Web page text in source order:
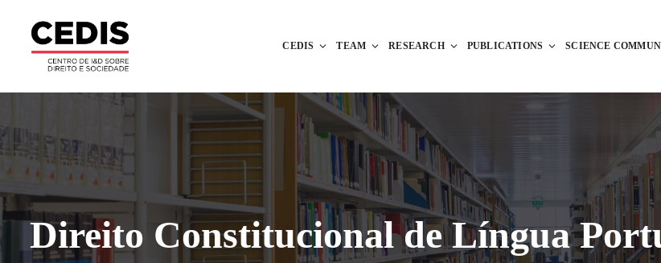
CEDIS TEAM RESEARCH PUBLICATIONS SCIENCE
Direito Constitucional de Língua